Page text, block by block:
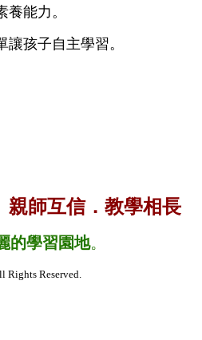
能力。
孩子自主學習。
親師互信．教學相長
的學習園地。
Reserved.